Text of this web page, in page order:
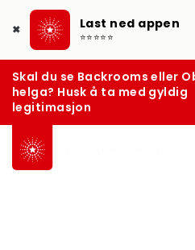
✖ Last ned appen
⭐⭐⭐⭐⭐
Skal du se Backrooms eller
helga? Husk å ta med gyldig
legitimasjon